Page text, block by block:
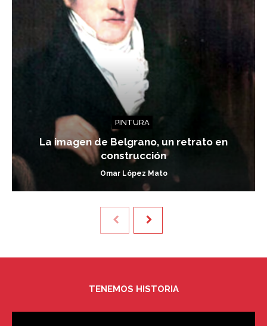
PINTURA
La imagen de Belgrano, un retrato en
construcción
Omar López Mato
TENEMOS HISTORIA